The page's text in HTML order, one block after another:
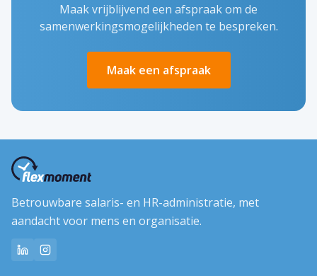
Maak vrijblijvend een afspraak om de
samenwerkingsmogelijkheden te bespreken.
Maak een afspraak
Betrouwbare salaris- en HR-administratie, met
aandacht voor mens en organisatie.